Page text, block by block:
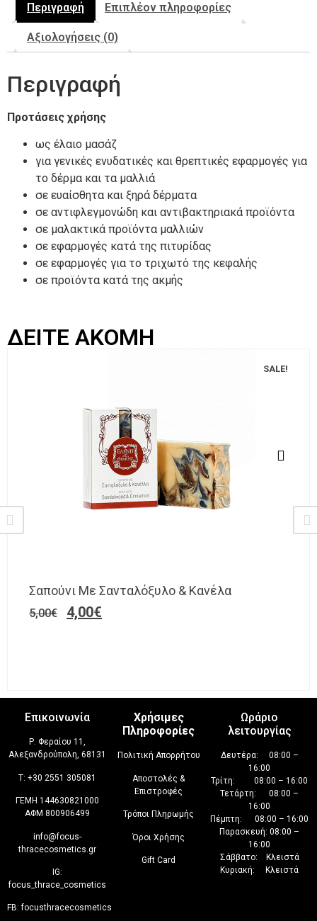
Περιγραφή Επιπλέον πληροφορίες
Αξιολογήσεις (0)
Περιγραφή
Προτάσεις χρήσης
ως έλαιο μασάζ
για γενικές ενυδατικές και θρεπτικές εφαρμογές για
το δέρμα και τα μαλλιά
σε ευαίσθητα και ξηρά δέρματα
σε αντιφλεγμονώδη και αντιβακτηριακά προϊόντα
σε μαλακτικά προϊόντα μαλλιών
σε εφαρμογές κατά της πιτυρίδας
σε εφαρμογές για το τριχωτό της κεφαλής
σε προϊόντα κατά της ακμής
ΔΕΙΤΕ ΑΚΟΜΗ
SALE!
Σαπούνι Με Σανταλόξυλο & Κανέλα
5,00€ 4,00€
Επικοινωνία
Ρ. Φεραίου 11,
Αλεξανδρούπολη, 68131
T:+30 2551 305081
ΓΕΜΗ 144630821000
ΑΦΜ 800906499
info@focus-
thracecosmetics.gr
IG:
focus_thrace_cosmetics
FB:focusthracecosmetics
Χρήσιμες
Πληροφορίες
Πολιτική Απορρήτου
Αποστολές &
Επιστροφές
Τρόποι Πληρωμής
Όροι Χρήσης
Gift Card
Ωράριο
λειτουργίας
Δευτέρα: 08:00 –
16:00
Τρίτη: 08:00 – 16:00
Τετάρτη: 08:00 –
16:00
Πέμπτη: 08:00 – 16:00
Παρασκευή: 08:00 –
16:00
Σάββατο: Κλειστά
Κυριακή: Κλειστά